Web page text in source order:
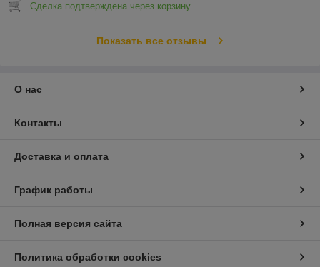
Сделка подтверждена через корзину
Показать все отзывы
О нас
Контакты
Доставка и оплата
График работы
Полная версия сайта
Политика обработки cookies